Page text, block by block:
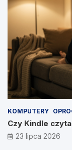
KOMPUTERY
Czy Kindle
23 lipca 2026